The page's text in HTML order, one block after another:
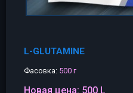
L-GLUTAMINE
Фасовка: 500 г
Новая цена: 500 L